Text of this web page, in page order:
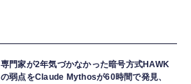
専門家が2年気づかなかった暗号方式HAWK
の弱点をClaude Mythosが60時間で発見、